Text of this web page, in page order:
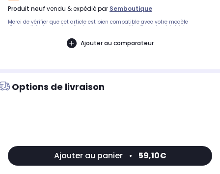
produit neuf vendu & expédié par Semboutique
Merci de vérifier que cet article est bien compatible avec votre modèle
d'appareil. Notre service client peut vous conseiller. Type de périphérique:
Longueur: 250mm, Largeur: 179mm, Hauteur: 36mm, Thermostat: oui, Tension
:230V.Pièce compatible avec les marques : CONTINENTAL EDISON.Compatible
Ajouter au comparateur
Options de livraison
Ajouter au panier • 59,10€